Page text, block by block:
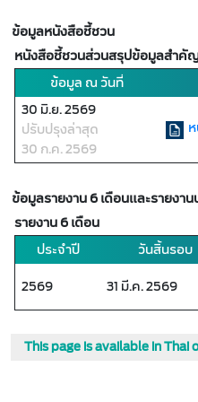
ข้อมูลหนังสือชี้ชวน
หนังสือชี้ชวนส่วนสรุปข้อมูลสำคั
ข้อมูล ณ วันที่
30 มิ.ย. 2569
ปรับปรุงล่าสุด
30 ก.ค. 2569
ข้อมูลรายงาน 6 เดือนและรายงาน
รายงาน 6 เดือน
ประจำปี
วันสิ้นรอบ
2569
31 มี.ค. 2569
This page is available in Thai